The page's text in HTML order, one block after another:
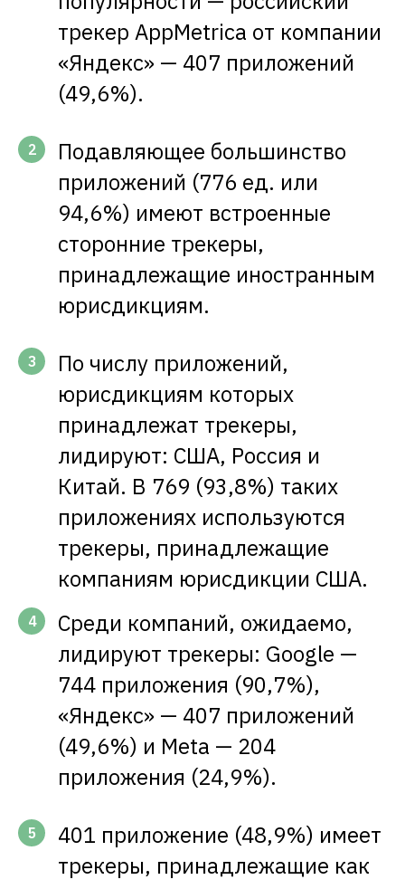
трекер AppMetrica от компании
«Яндекс» — 407 приложений
(49,6%).
2
Подавляющее большинство
приложений (776 ед. или
94,6%) имеют встроенные
сторонние трекеры,
принадлежащие иностранным
юрисдикциям.
3
По числу приложений,
юрисдикциям которых
принадлежат трекеры,
лидируют: США, Россия и
Китай. В 769 (93,8%) таких
приложениях используются
трекеры, принадлежащие
компаниям юрисдикции США.
4
Среди компаний, ожидаемо,
лидируют трекеры: Google —
744 приложения (90,7%),
«Яндекс» — 407 приложений
(49,6%) и Meta — 204
приложения (24,9%).
5
401 приложение (48,9%) имеет
трекеры, принадлежащие как